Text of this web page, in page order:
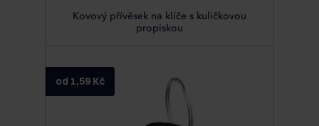
Kovový přívěsek na klíče s kuličkovou
propiskou
od 1,59 Kč